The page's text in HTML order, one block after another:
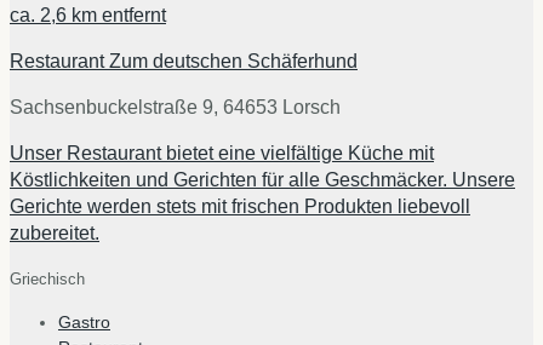
ca. 2,6 km entfernt
Restaurant Zum deutschen Schäferhund
Sachsenbuckelstraße 9, 64653 Lorsch
Unser Restaurant bietet eine vielfältige Küche mit
Köstlichkeiten und Gerichten für alle Geschmäcker. Unsere
Gerichte werden stets mit frischen Produkten liebevoll
zubereitet.
Griechisch
Gastro